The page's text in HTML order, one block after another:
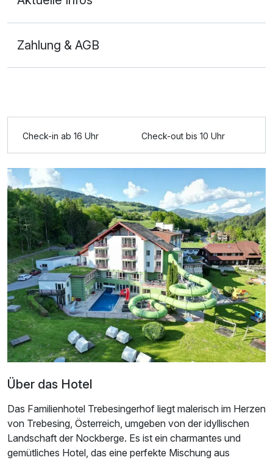
Zusatznächte
Für 3 Tage p.P. ab497,00 €
Doppelzimmer Komfort
2 Erwachsene und 2 Kinder
Zahlung & AGB
Check-in ab 16 Uhr Check-out bis 10 Uhr
Über das Hotel
Das Familienhotel Trebesingerhof liegt malerisch im Herzen
von Trebesing, Österreich, umgeben von der idyllischen
Landschaft der Nockberge. Es ist ein charmantes und
gemütliches Hotel, das eine perfekte Mischung aus